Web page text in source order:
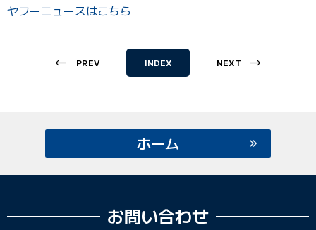
ヤフーニュースはこちら
PREV INDEX NEXT
ホーム
お問い合わせ